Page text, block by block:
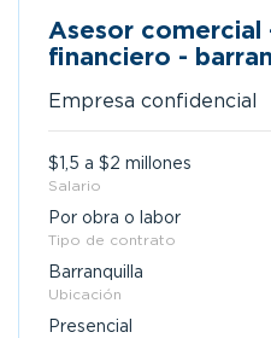
Asesor comercial - sector
financiero -
Empresa confidencial
$1,5 a $2 millones
Salario
Por obra o labor
Tipo de contrato
Barranquilla
Ubicación
Presencial